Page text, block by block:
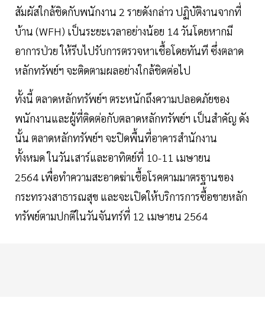
สัมผัสใกล้ชิดกับพนักงาน 2 รายดังกล่าว ปฏิบัติงานจากที่
บ้าน (WFH) เป็นระยะเวลาอย่างน้อย 14 วันโดยหากมี
อาการป่วย ให้รีบไปรับการตรวจหาเชื้อโดยทันที ซึ่งตลาด
หลักทรัพย์ฯ จะติดตามผลอย่างใกล้ชิดต่อไป
ทั้งนี้ ตลาดหลักทรัพย์ฯ ตระหนักถึงความปลอดภัยของ
พนักงานและผู้ที่ติดต่อกับตลาดหลักทรัพย์ฯ เป็นสำคัญ ดัง
นั้น ตลาดหลักทรัพย์ฯ จะปิดพื้นที่อาคารสำนักงาน
ทั้งหมด ในวันเสาร์และอาทิตย์ที่ 10-11 เมษายน
2564 เพื่อทำความสะอาดฆ่าเชื้อโรคตามมาตรฐานของ
กระทรวงสาธารณสุข และจะเปิดให้บริการการซื้อขายหลัก
ทรัพย์ตามปกติในวันจันทร์ที่ 12 เมษายน 2564